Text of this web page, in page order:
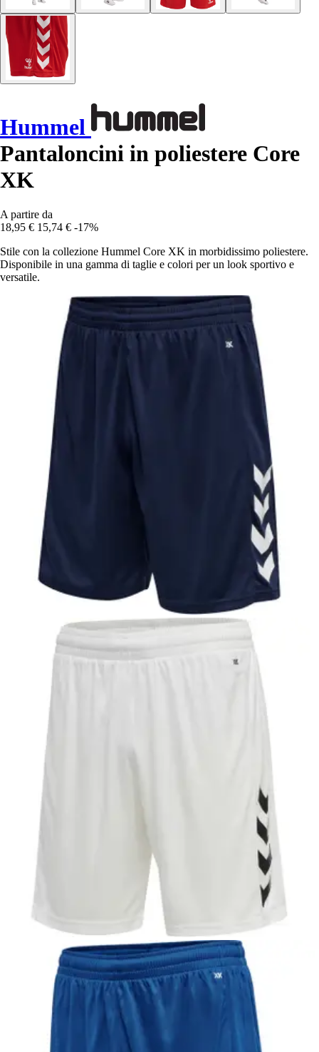
Hummel
Pantaloncini in poliestere Core
XK
A partire da
18,95 € 15,74 € -17%
Stile con la collezione Hummel Core XK in morbidissimo poliestere.
Disponibile in una gamma di taglie e colori per un look sportivo e
versatile.